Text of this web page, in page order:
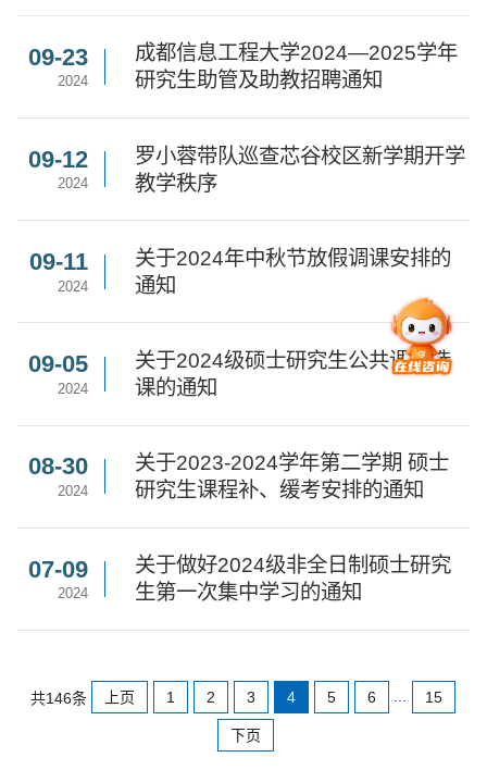
09-23
2024
成都信息工程大学2024—2025学年
研究生助管及助教招聘通知
09-12
2024
罗小蓉带队巡查芯谷校区新学期开学
教学秩序
09-11
2024
关于2024年中秋节放假调课安排的
通知
09-05
2024
关于2024级硕士研究生公共课程选
课的通知
08-30
2024
关于2023-2024学年第二学期 硕士
研究生课程补、缓考安排的通知
07-09
2024
关于做好2024级非全日制硕士研究
生第一次集中学习的通知
共146条 上页 1 2 3 4 5 6 15
下页